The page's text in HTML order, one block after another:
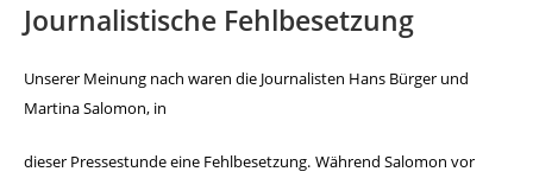
Journalistische Fehlbesetzung
Unserer Meinung nach waren die Journalisten Hans Bürger und
MartinaSalomon, in
dieser Pressestunde eine Fehlbesetzung. Während Salomon vor